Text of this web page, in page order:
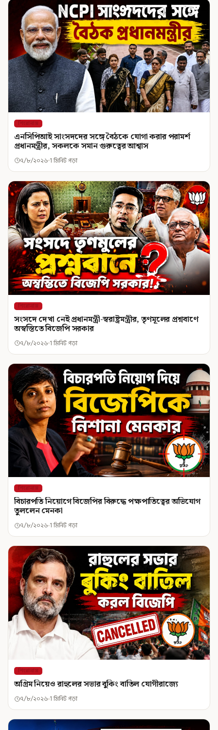
শিরোনাম
এনসিপিআই সাংসদদের সঙ্গে বৈঠকে যোগা করার পরামর্শ
প্রধানমন্ত্রীর, সকলকে সমান গুরুত্বের আশ্বাস
৭/৮/২০২৬ 1 মিনিট পড়া
শিরোনাম
সংসদে দেখা নেই প্রধানমন্ত্রী-স্বরাষ্ট্রমন্ত্রীর, তৃণমূলের প্রশ্নবাণে
অস্বস্তিতে বিজেপি সরকার
৭/৮/২০২৬ 1 মিনিট পড়া
শিরোনাম
বিচারপতি নিয়োগে বিজেপির বিরুদ্ধে পক্ষপাতিত্বের অভিযোগ
তুললেন মেনকা
৭/৮/২০২৬ 1 মিনিট পড়া
শিরোনাম
অগ্রিম নিয়েও রাহুলের সভার বুকিং বাতিল যোগীরাজ্যে
৭/৮/২০২৬ 1 মিনিট পড়া